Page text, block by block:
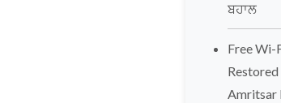
ਬਹਾਲ
Free Wi-
Amritsar